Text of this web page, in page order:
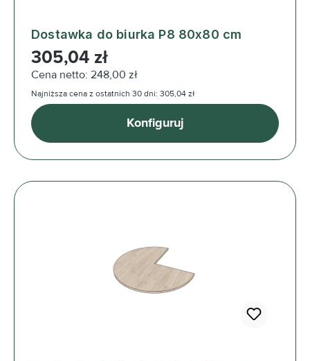
Dostawka do biurka P8 80x80 cm
Cena regularna:
305,04 zł
Cena netto: 248,00 zł
Najniższa cena z ostatnich 30 dni: 305,04 zł
Konfiguruj